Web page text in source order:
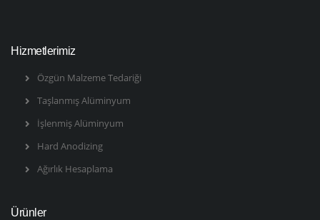
Hizmetlerimiz
Özgün Malzeme Tedariği
Taşlanmış Alüminyum
İşlenmiş Alüminyum
Hard Anodizing
Ağırlık Hesaplama
Ürünler